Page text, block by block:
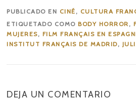
PUBLICADO EN CINÉ , CULTURA
ETIQUETADO COMOBODY HORROR ,
MUJERES, FILM FRANÇAIS EN
INSTITUT FRANÇAIS DE MADRID,
DEJA UN COMENTARIO